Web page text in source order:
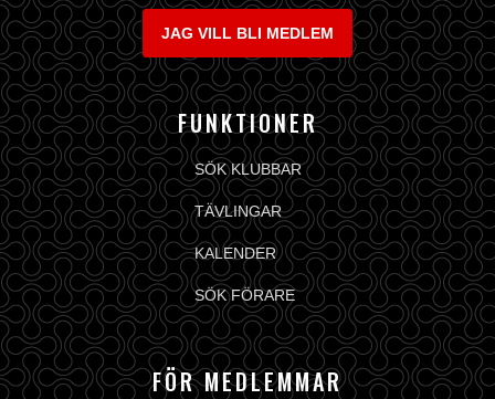
JAG VILL BLI MEDLEM
FUNKTIONER
SÖK KLUBBAR
TÄVLINGAR
KALENDER
SÖK FÖRARE
FÖR MEDLEMMAR